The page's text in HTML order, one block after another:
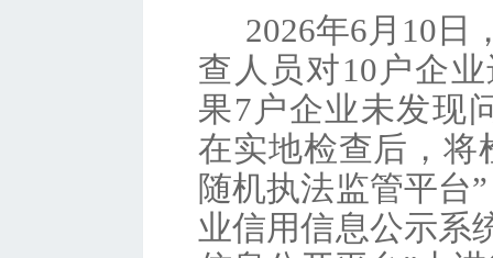
2026年6月10日
查人员对10户企
果7户企业未发现
在实地检查后，将
随机执法监管平台
业信用信息公示系